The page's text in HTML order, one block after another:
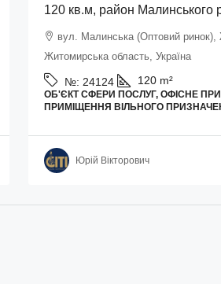
120 кв.м, район Малинського
вул. Малинська (Оптовий
Житомирська область, Україна
№: 24124 120 m²
ОБ'ЄКТ СФЕРИ ПОСЛУГ, ОФІСНЕ
ПРИМІЩЕННЯ ВІЛЬНОГО
Юрій Вікторович